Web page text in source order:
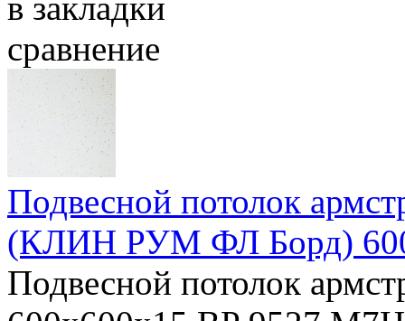
в закладки
сравнение
Подвесной потолок
(КЛИН РУМ ФЛ Борд)
Подвесной потолок